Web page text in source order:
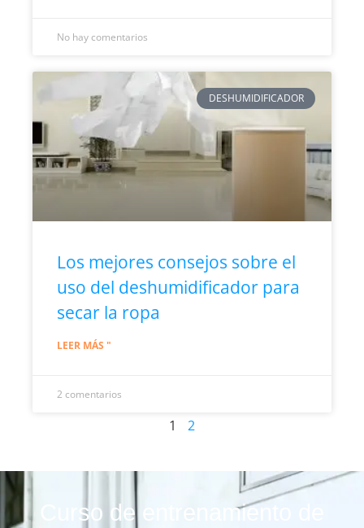
No hay comentarios
DESHUMIDIFICADOR
Los mejores consejos sobre el
uso del deshumidificador para
secar la ropa
LEER MÁS "
2 comentarios
1 2
Curso de entrenamiento de